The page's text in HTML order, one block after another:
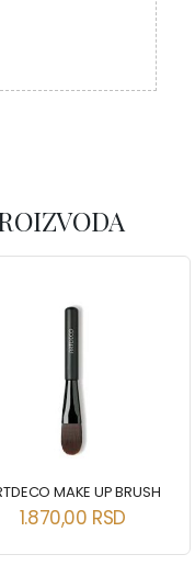
MAKE UP BRUSH
1.870,00 RSD